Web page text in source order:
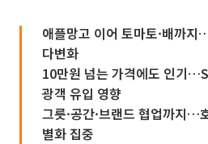
애플망고 이어 토마토·배까
다변화
10만원 넘는 가격에도 인기
광객 유입 영향
그릇·공간·브랜드 협업까지…
별화 집중